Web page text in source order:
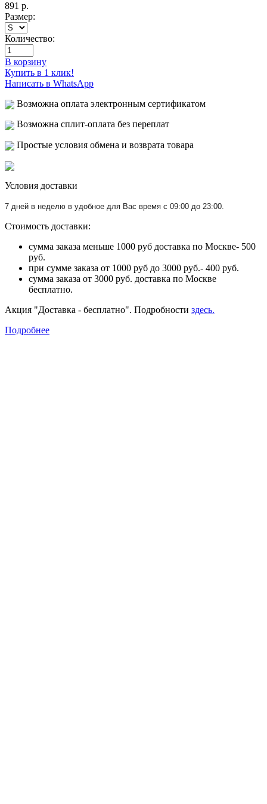
891 р.
Размер:
Количество:
В корзину
Купить в 1 клик!
Написать в WhatsApp
Возможна оплата электронным сертификатом
Возможна сплит-оплата без переплат
Простые условия обмена и возврата товара
Условия доставки
7 дней в неделю в удобное для Вас время с 09:00 до 23:00.
Стоимость доставки:
сумма заказа меньше 1000 руб доставка по Москве- 500
руб.
при сумме заказа от 1000 руб до 3000 руб.- 400 руб.
сумма заказа от 3000 руб. доставка по Москве
бесплатно.
Акция "Доставка - бесплатно". Подробности здесь.
Подробнее